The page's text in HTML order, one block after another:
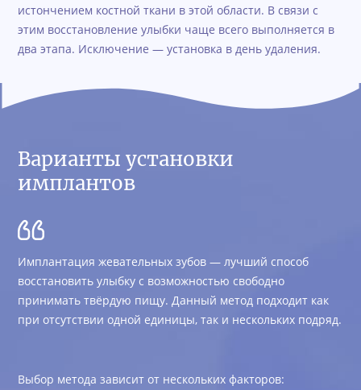
истончением костной ткани в этой области. В связи с
этим восстановление улыбки чаще всего выполняется в
два этапа. Исключение — установка в день удаления.
Варианты установки
имплантов
Имплантация жевательных зубов — лучший способ
восстановить улыбку с возможностью свободно
принимать твёрдую пищу. Данный метод подходит как
при отсутствии одной единицы, так и нескольких подряд.
Выбор метода зависит от нескольких факторов: